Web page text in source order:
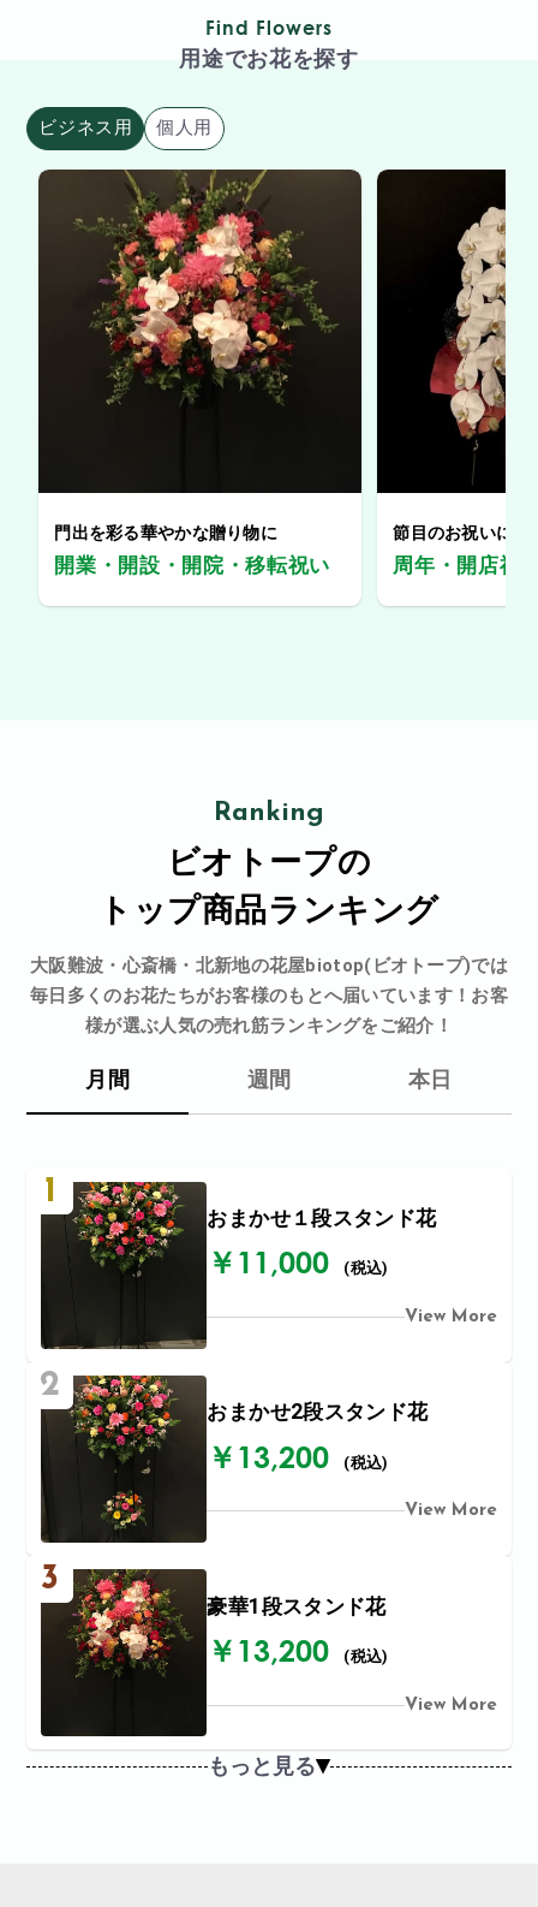
Find Flowers
用途でお花を探す
ビジネス用 個人用
門出を彩る華やかな贈り物に
開業・開設・開院・移転祝い
節目のお祝いに、
周年・開店祝
Ranking
ビオトープの
トップ商品ランキング
大阪難波・心斎橋・北新地の花屋biotop(ビオトープ)では
毎日多くのお花たちがお客様のもとへ届いています！お客
様が選ぶ人気の売れ筋ランキングをご紹介！
月間 週間 本日
1
おまかせ１段スタンド花
￥11,000 (税込)
View More
2
おまかせ2段スタンド花
￥13,200 (税込)
View More
3
豪華1段スタンド花
￥13,200 (税込)
View More
もっと見る